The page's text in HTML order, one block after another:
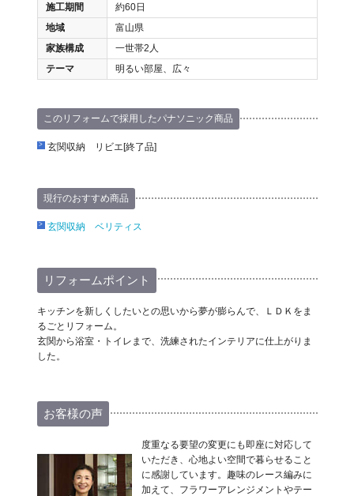
施工期間
約60日
地域
富山県
家族構成
一世帯2人
テーマ
明るい部屋、広々
このリフォームで採用したパナソニック商品
玄関収納 リビエ[終了品]
現行のおすすめ商品
玄関収納 ベリティス
リフォームポイント
キッチンを新しくしたいとの思いから夢が膨らんで、ＬＤＫをま
るごとリフォーム。
玄関から浴室・トイレまで、洗練されたインテリアに仕上がりま
した。
お客様の声
度重なる要望の変更にも即座に対応して
いただき、心地よい空間で暮らせること
に感謝しています。趣味のレース編みに
加えて、フラワーアレンジメントやテー